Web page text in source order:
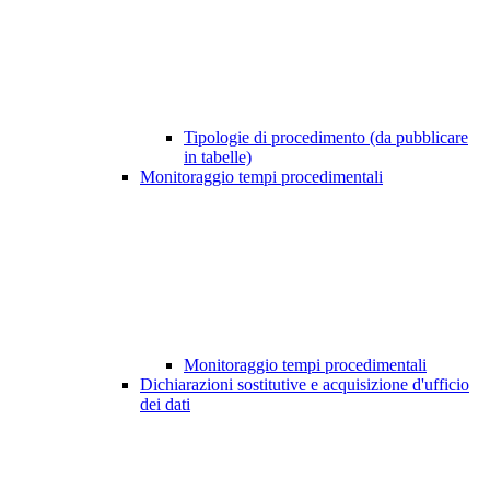
Tipologie di procedimento (da pubblicare
in tabelle)
Monitoraggio tempi procedimentali
Monitoraggio tempi procedimentali
Dichiarazioni sostitutive e acquisizione d'ufficio
dei dati